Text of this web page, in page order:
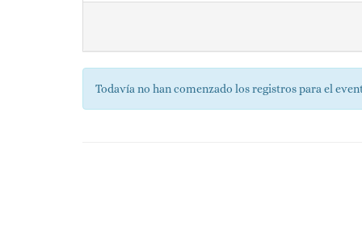
Todavía no han comenzado los registros para el